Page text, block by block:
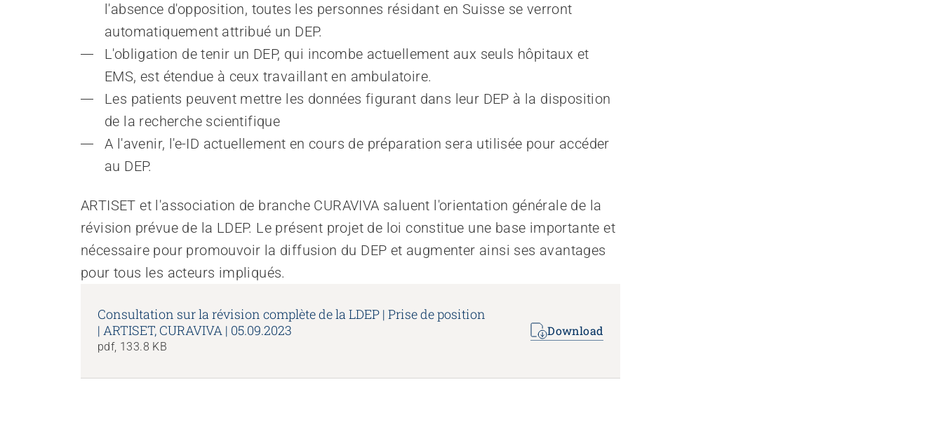
Aborder les questions de santé
Accompagner en cas de démence
Promouvoir la santé mentale
l'absence d'opposition, toutes les personnes résidant en Suisse se verront
automatiquement attribué un DEP.
L'obligation de tenir un DEP, qui incombe actuellement aux seuls hôpitaux et
EMS, est étendue à ceux travaillant en ambulatoire.
Les patients peuvent mettre les données figurant dans leur DEP à la disposition
de la recherche scientifique
A l'avenir, l'e-ID actuellement en cours de préparation sera utilisée pour accéder
au DEP.
ARTISET et l'association de branche CURAVIVA saluent l'orientation générale de la
révision prévue de la LDEP. Le présent projet de loi constitue une base importante et
nécessaire pour promouvoir la diffusion du DEP et augmenter ainsi ses avantages
pour tous les acteurs impliqués.
Consultation sur la révision complète de la LDEP | Prise de position
| ARTISET, CURAVIVA | 05.09.2023
pdf, 133.8 KB
Download